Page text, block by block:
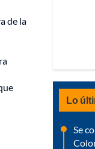
de la
Lo
Se